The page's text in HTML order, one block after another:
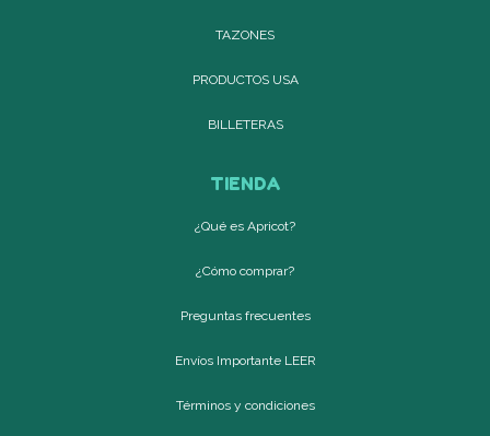
TAZONES
PRODUCTOS USA
BILLETERAS
TIENDA
¿Qué es Apricot?
¿Cómo comprar?
Preguntas frecuentes
Envíos Importante LEER
Términos y condiciones